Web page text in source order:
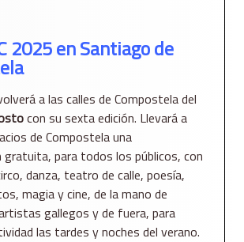
2025 en Santiago de
a las calles de Compostela del
con su sexta edición. Llevará a
de Compostela una
gratuita, para todos los públicos, con
danza, teatro de calle, poesía,
magia y cine, de la mano de
gallegos y de fuera, para
las tardes y noches del verano.